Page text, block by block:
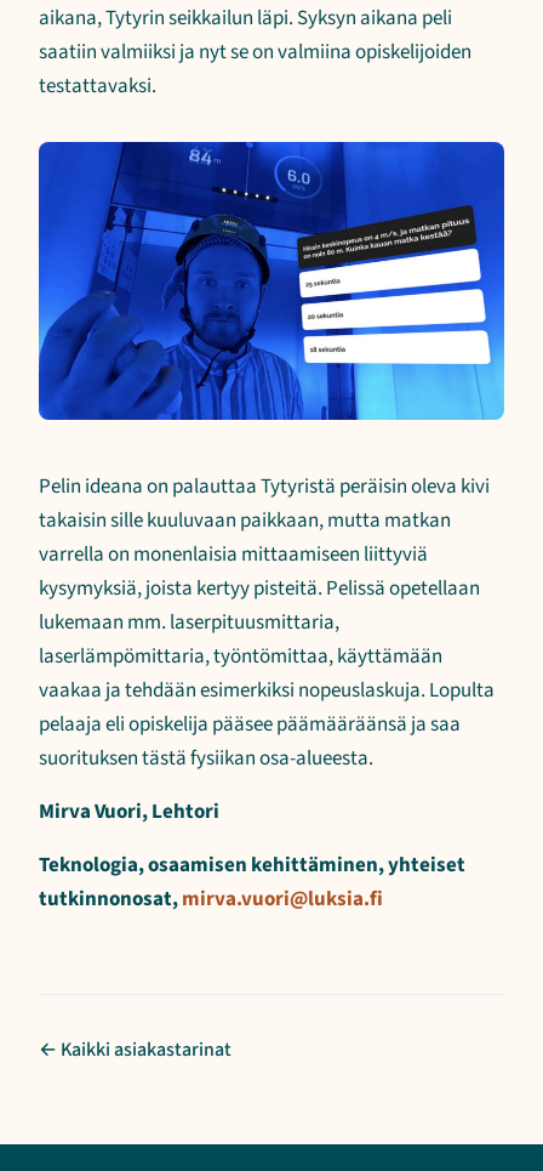
aikana, Tytyrin seikkailun läpi. Syksyn aikana peli
saatiin valmiiksi ja nyt se on valmiina opiskelijoiden
testattavaksi.
Pelin ideana on palauttaa Tytyristä peräisin oleva kivi
takaisin sille kuuluvaan paikkaan, mutta matkan
varrella on monenlaisia mittaamiseen liittyviä
kysymyksiä, joista kertyy pisteitä. Pelissä opetellaan
lukemaan mm. laserpituusmittaria,
laserlämpömittaria, työntömittaa, käyttämään
vaakaa ja tehdään esimerkiksi nopeuslaskuja. Lopulta
pelaaja eli opiskelija pääsee päämääräänsä ja saa
suorituksen tästä fysiikan osa-alueesta.
Mirva Vuori, Lehtori
Teknologia, osaamisen kehittäminen, yhteiset
tutkinnonosat,mirva.vuori@luksia.fi
← Kaikki asiakastarinat